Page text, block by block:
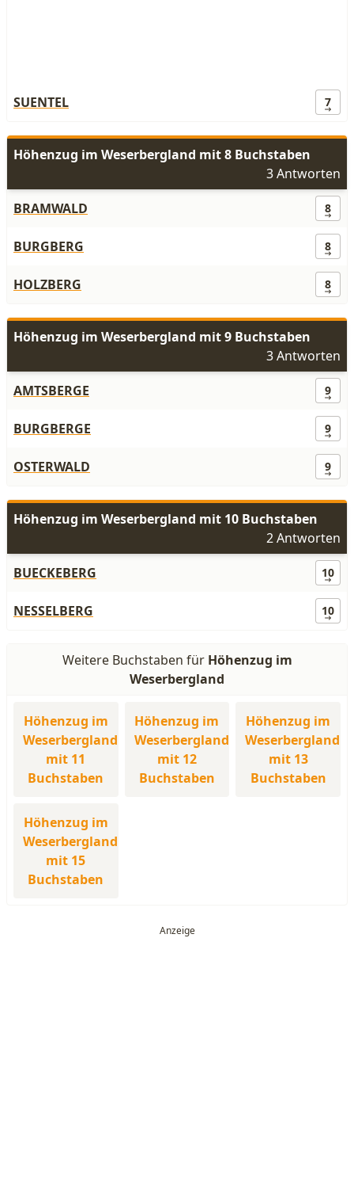
SUENTEL 7
Höhenzug im Weserbergland mit 8 Buchstaben
3 Antworten
BRAMWALD
8
BURGBERG 8
HOLZBERG 8
Höhenzug im Weserbergland mit 9 Buchstaben
3 Antworten
AMTSBERGE
9
BURGBERGE 9
OSTERWALD 9
Höhenzug im Weserbergland mit 10 Buchstaben
2 Antworten
BUECKEBERG
10
NESSELBERG 10
Weitere Buchstaben für Höhenzug im
Weserbergland
Höhenzug im
Weserbergland
mit 11
Buchstaben
Höhenzug im
Weserbergland
mit 12
Buchstaben
Höhenzug im
Weserbergland
mit 13
Buchstaben
Höhenzug im
Weserbergland
mit 15
Buchstaben